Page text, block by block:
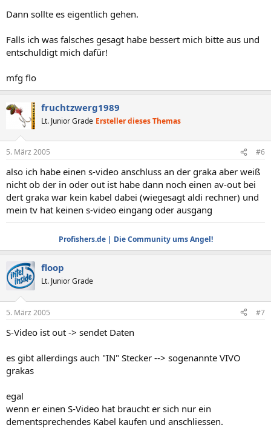
Dann sollte es eigentlich gehen.
Falls ich was falsches gesagt habe bessert mich bitte aus und
entschuldigt mich dafür!
mfg flo
fruchtzwerg1989
Lt. Junior Grade Ersteller dieses Themas
5. März 2005 #6
also ich habe einen s-video anschluss an der graka aber weiß
nicht ob der in oder out ist habe dann noch einen av-out bei
dert graka war kein kabel dabei (wiegesagt aldi rechner) und
mein tv hat keinen s-video eingang oder ausgang
Profishers.de | Die Community ums Angel!
floop
Lt. Junior Grade
5. März 2005 #7
S-Video ist out -> sendet Daten
es gibt allerdings auch "IN" Stecker --> sogenannte VIVO
grakas
egal
wenn er einen S-Video hat braucht er sich nur ein
dementsprechendes Kabel kaufen und anschliessen.